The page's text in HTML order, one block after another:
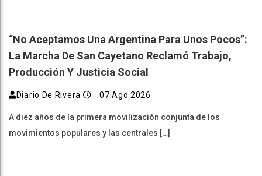
“No Aceptamos Una Argentina Para Unos Pocos”:
La Marcha De San Cayetano Reclamó Trabajo,
Producción Y Justicia Social
Diario De Rivera 07 Ago 2026
A diez años de la primera movilización conjunta de los
movimientos populares y las centrales […]